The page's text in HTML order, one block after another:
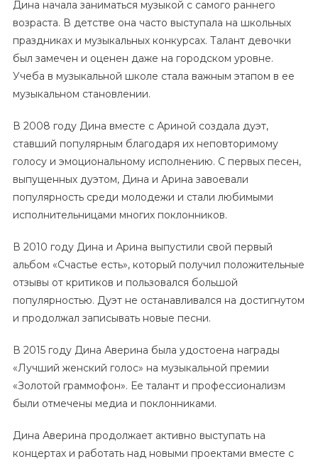
Дина начала заниматься музыкой с самого раннего
возраста. В детстве она часто выступала на школьных
праздниках и музыкальных конкурсах. Талант девочки
был замечен и оценен даже на городском уровне.
Учеба в музыкальной школе стала важным этапом в ее
музыкальном становлении.
В 2008 году Дина вместе с Ариной создала дуэт,
ставший популярным благодаря их неповторимому
голосу и эмоциональному исполнению. С первых песен,
выпущенных дуэтом, Дина и Арина завоевали
популярность среди молодежи и стали любимыми
исполнительницами многих поклонников.
В 2010 году Дина и Арина выпустили свой первый
альбом «Счастье есть», который получил положительные
отзывы от критиков и пользовался большой
популярностью. Дуэт не останавливался на достигнутом
и продолжал записывать новые песни.
В 2015 году Дина Аверина была удостоена награды
«Лучший женский голос» на музыкальной премии
«Золотой граммофон». Ее талант и профессионализм
были отмечены медиа и поклонниками.
Дина Аверина продолжает активно выступать на
концертах и работать над новыми проектами вместе с